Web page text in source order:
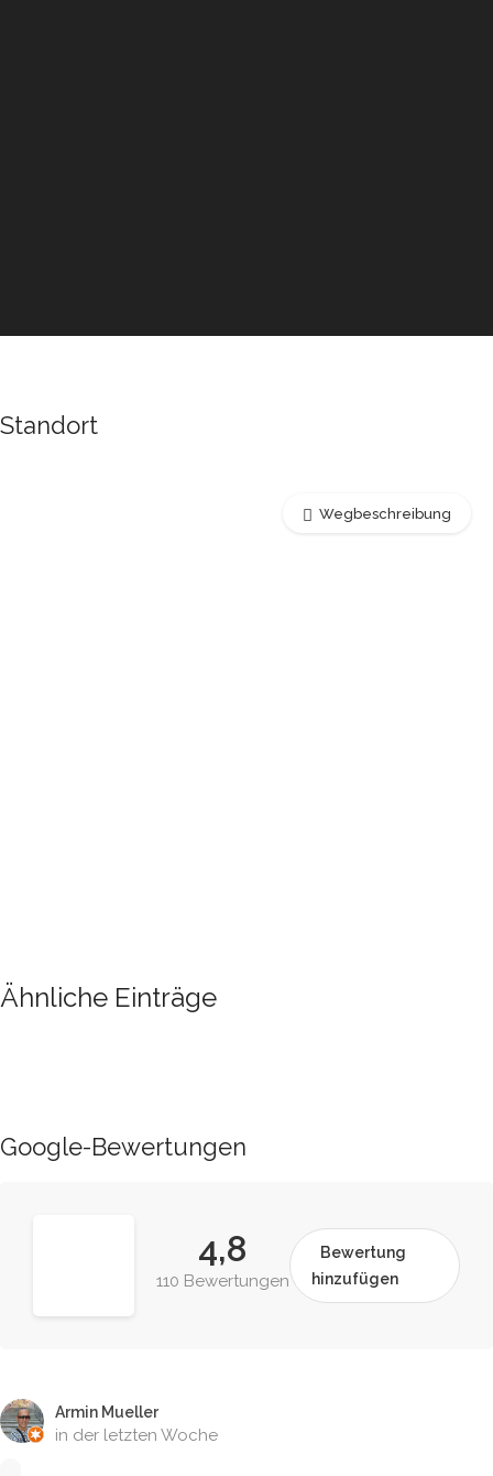
Standort
Wegbeschreibung
Ähnliche Einträge
Google-Bewertungen
4,8
110 Bewertungen
Bewertung
hinzufügen
Armin Mueller
in der letzten Woche